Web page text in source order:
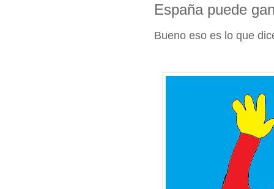
España puede
Bueno eso es lo que